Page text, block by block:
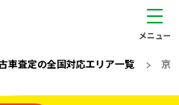
車査定の全国対応エリア一覧> 京